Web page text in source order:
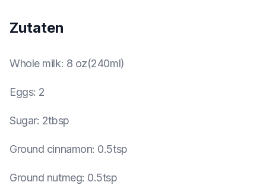
Zutaten
Whole milk: 8 oz(240ml)
Eggs: 2
Sugar: 2tbsp
Ground cinnamon: 0.5tsp
Ground nutmeg: 0.5tsp